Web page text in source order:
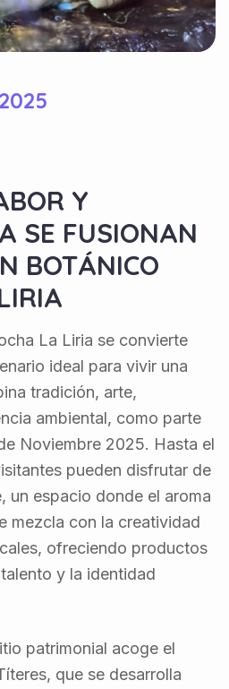
Y
SE FUSIONAN
BOTÁNICO
La Liria se convierte
ideal para vivir una
tradición, arte,
ambiental, como parte
Noviembre 2025. Hasta el
pueden disfrutar de
un espacio donde el aroma
mezcla con la creatividad
ofreciendo productos
y la identidad
patrimonial acoge el
que se desarrolla